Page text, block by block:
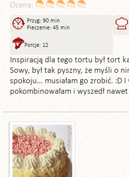
Ocena:
Przyg: 90 min
Pieczenie: 45 min
Porcje: 12
Inspiracją dla tego tortu był tort
Sowy, był tak pyszny, że myśli o
spokoju… musiałam go zrobić. :D I
pokombinowałam i wyszedł nawet